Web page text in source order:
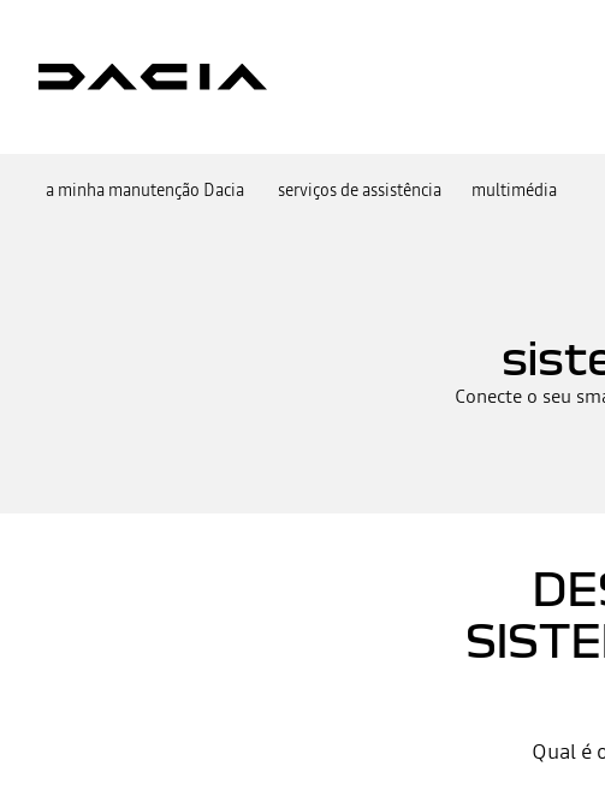
a minha manutenção Dacia serviços de assistência multimédia
Conecte o seu
Qual é